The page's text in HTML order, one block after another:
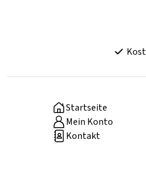
Startseite
Mein Konto
Kontakt